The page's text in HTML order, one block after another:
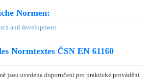
Normen:
and development
Normtextes ČSN EN 61160
jsou uvedena doporučení pro praktické provádění